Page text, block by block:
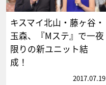
キスマイ北山・藤ヶ谷・
玉森、『Mステ』で一夜
限りの新ユニット結
成！
2017.07.19